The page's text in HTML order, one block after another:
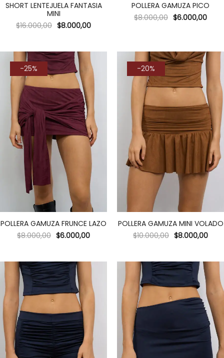
SHORT LENTEJUELA FANTASIA
MINI
$16.000,00 $8.000,00
POLLERA GAMUZA PICO
$8.000,00 $6.000,00
-25%
POLLERA GAMUZA FRUNCE LAZO
$8.000,00 $6.000,00
-20%
POLLERA GAMUZA MINI VOLADO
$10.000,00 $8.000,00